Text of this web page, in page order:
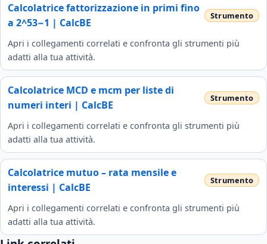
Calcolatrice fattorizzazione in primi fino
a 2^53−1 | CalcBE
Apri i collegamenti correlati e confronta gli strumenti più
adatti alla tua attività.
Calcolatrice MCD e mcm per liste di
numeri interi | CalcBE
Apri i collegamenti correlati e confronta gli strumenti più
adatti alla tua attività.
Calcolatrice mutuo – rata mensile e
interessi | CalcBE
Apri i collegamenti correlati e confronta gli strumenti più
adatti alla tua attività.